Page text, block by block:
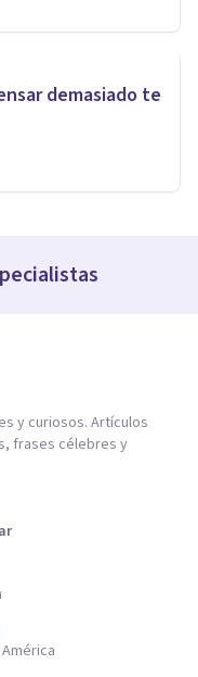
demasiado te
y curiosos. Artículos
frases célebres y